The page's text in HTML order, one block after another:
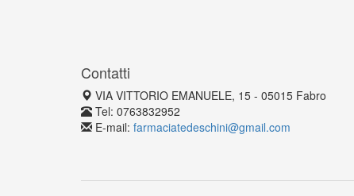
Contatti
VIA VITTORIO EMANUELE, 15 - 05015 Fabro
Tel: 0763832952
E-mail: farmaciatedeschini@gmail.com